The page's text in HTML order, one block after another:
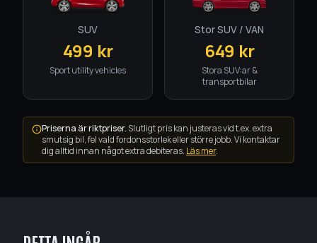
SUV
499 kr
Sport utility vehicles
Stor SUV / VAN
649 kr
Stora SUV:ar &
transportbilar
Priserna är riktpriser. Slutligt pris kan justeras vid t.ex. extra
smutsig bil, fel vald fordonsstorlek eller större jobb. Vi kontaktar
dig alltid innan något extra debiteras. Läs mer.